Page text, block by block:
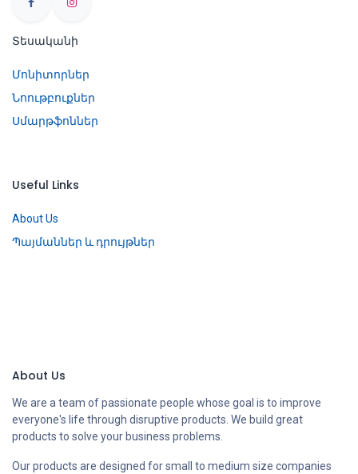
Տեսականի
Մոնիտորներ
Նոութբուքներ
Սմարթֆոններ
Useful Links
About Us
Պայմաններ և դրույթներ
About Us
We are a team of passionate people whose goal is to improve
everyone's life through disruptive products. We build great
products to solve your business problems.
Our products are designed for small to medium size companies